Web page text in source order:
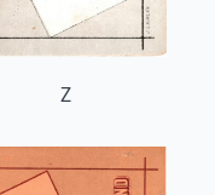
Z